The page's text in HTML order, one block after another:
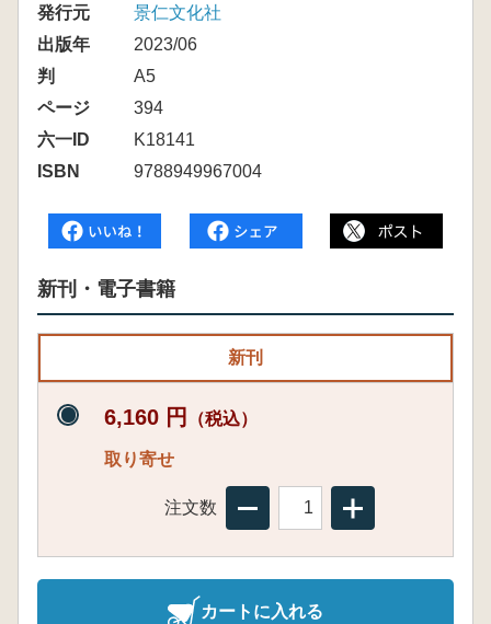
発行元
景仁文化社
出版年
2023/06
判
A5
ページ
394
六一ID
K18141
ISBN
9788949967004
新刊・電子書籍
新刊
6,160 円 （税込）
取り寄せ
注文数
カートに入れる